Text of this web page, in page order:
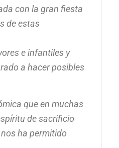
con la gran fiesta
de estas
e infantiles y
a hacer posibles
que en muchas
de sacrificio
ha permitido